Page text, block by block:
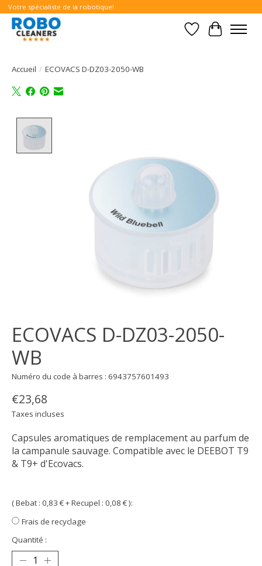
Votre spécialiste de la robotique!
Liste dePanier
Accueil / ECOVACS D-DZ03-2050-WB
ECOVACS D-DZ03-2050-
WB
Numéro du code à barres : 6943757601493
€23,68
Taxes incluses
Capsules aromatiques de remplacement au parfum de
la campanule sauvage. Compatible avec le DEEBOT T9
& T9+ d'Ecovacs.
( Bebat : 0,83 € + Recupel : 0,08 € ):
Frais de recyclage
Quantité :